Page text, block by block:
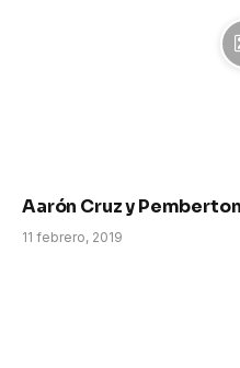
Aarón Cruz y
11 febrero, 2019